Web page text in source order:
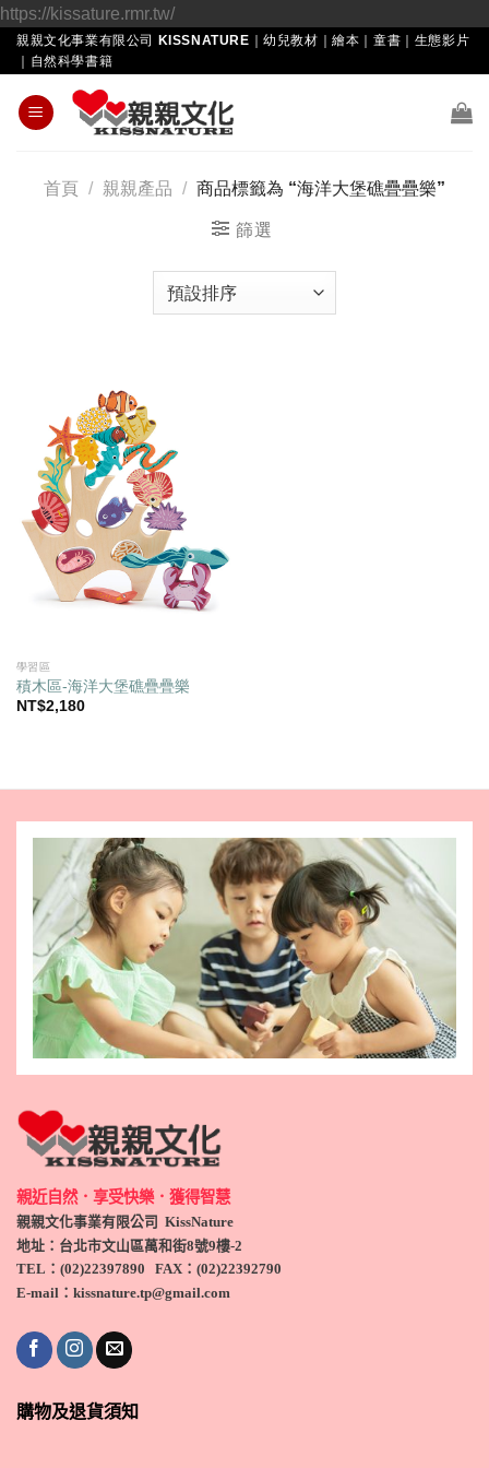
https://kissature.rmr.tw/Skip
to
親親文化事業有限公司 KISSNATURE｜幼兒教材｜繪本｜童書｜生態影片
｜自然科學書籍
首頁 / 親親產品 / 商品標籤為 “海洋大堡礁疊疊樂”
篩選
學習區
積木區-海洋大堡礁疊疊樂
NT$2,180
親近自然．享受快樂．獲得智慧
親親文化事業有限公司 KissNature
地址：台北市文山區萬和街8號9樓-2
TEL ：(02)22397890 FAX：(02)22392790
E-mail：kissnature.tp@gmail.com
購物及退貨須知